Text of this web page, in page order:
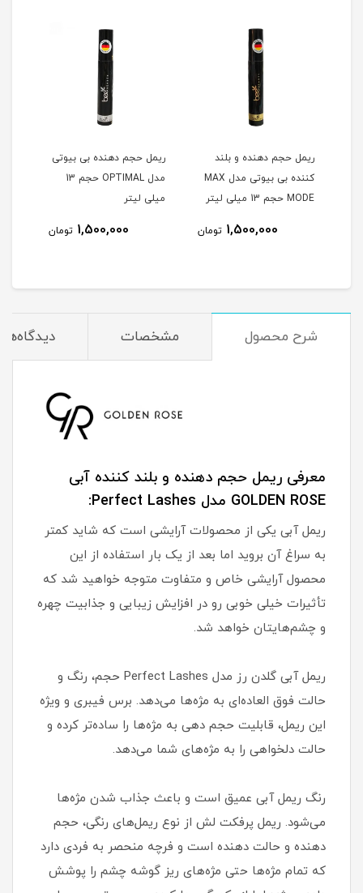
ریمل حجم دهنده و بلند
کننده بی بیوتی مدل MAX
MODE حجم 13 میلی لیتر
1,500,000 تومان
ریمل حجم دهنده بی بیوتی
مدل OPTIMAL حجم 13
میلی لیتر
1,500,000 تومان
شرح محصول مشخصات دیدگاه‌ها
معرفی ریمل حجم دهنده و بلند کننده آبی
GOLDEN ROSE مدل Perfect Lashes:
ریمل آبی یکی از محصولات آرایشی است که شاید کمتر
به سراغ آن بروید اما بعد از یک بار استفاده از این
محصول آرایشی خاص و متفاوت متوجه خواهید شد که
تأثیرات خیلی خوبی رو در افزایش زیبایی و جذابیت چهره
و چشم‌هایتان خواهد شد.
ریمل آبی گلدن رز مدل Perfect Lashes حجم، رنگ و
حالت فوق العاده‌ای به مژه‌ها می‌دهد. برس فیبری و ویژه
این ریمل، قابلیت حجم دهی به مژه‌ها را ساده‌تر کرده و
حالت دلخواهی را به مژه‌های شما می‌دهد.
رنگ ریمل آبی عمیق است و باعث جذاب شدن مژه‌ها
می‌شود. ریمل پرفکت لش از نوع ریمل‌های رنگی، حجم
دهنده و حالت دهنده است و فرچه منحصر به فردی دارد
که تمام مژه‌ها حتی مژه‌های ریز گوشه چشم را پوشش